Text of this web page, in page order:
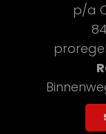
p/a